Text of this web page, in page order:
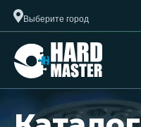
Выберите город